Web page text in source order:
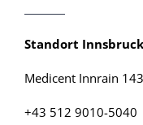
Standort Innsbruck
Medicent Innrain
+43 512 9010-5040